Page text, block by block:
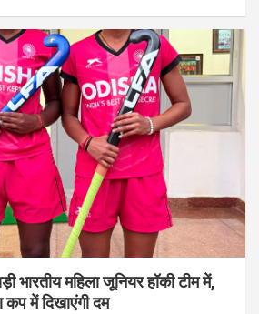
भारतीय महिला जूनियर हॉकी टीम में,
कप में दिखाएंगी दम